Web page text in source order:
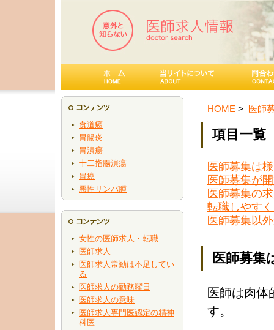
食道癌
胃腸炎
胃潰瘍
十二指腸潰瘍
胃癌
悪性リンパ腫
女性の医師求人・転職
医師求人
医師求人常勤は不足してい
る
医師求人の勤務曜日
医師求人の意味
医師求人専門医認定の精神
科医
HOME 医師
項目一覧
医師募集は
医師募集が
医師募集の
転職しやす
医師募集以
医師募集
医師は肉体
す。